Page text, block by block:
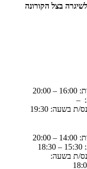
בצל הקורונה
–
בשעה: 19:30
ת בשעה: